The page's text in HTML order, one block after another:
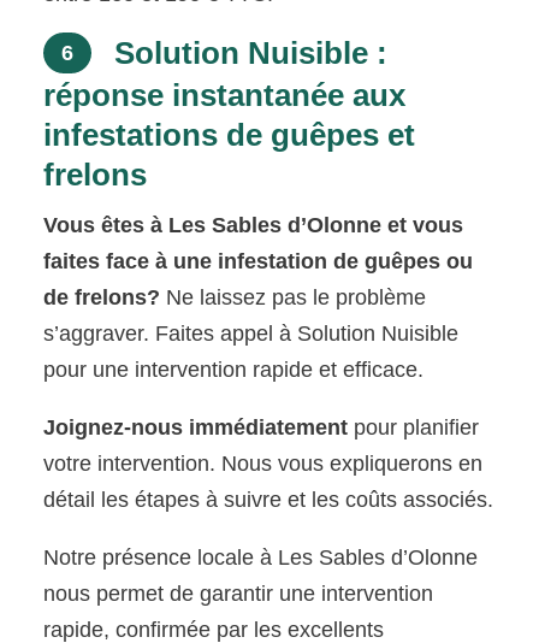
6
Solution Nuisible :
réponse instantanée aux
infestations de guêpes et
frelons
Vous êtes à Les Sables d’Olonne et vous
faites face à une infestation de guêpes ou
de frelons? Ne laissez pas le problème
s’aggraver. Faites appel à Solution Nuisible
pour une intervention rapide et efficace.
Joignez-nous immédiatement pour planifier
votre intervention. Nous vous expliquerons en
détail les étapes à suivre et les coûts associés.
Notre présence locale à Les Sables d’Olonne
nous permet de garantir une intervention
rapide, confirmée par les excellents